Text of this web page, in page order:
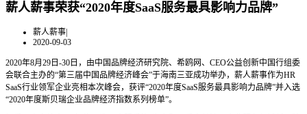
薪人薪事荣获“2020年度SaaS服务最具影响力品牌”
薪人薪事|
2020-09-03
2020年8月29日-30日，由中国品牌经济研究院、希鸥网、CEO公益创新中国行组委
会联合主办的“第三届中国品牌经济峰会”于海南三亚成功举办，薪人薪事作为HR
SaaS行业领军企业亮相本次峰会，获评“2020年度SaaS服务最具影响力品牌”并入选
“2020年度斯贝瑞企业品牌经济指数系列榜单”。